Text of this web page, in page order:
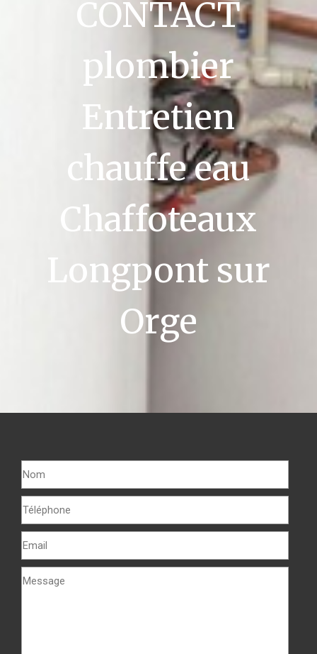
CONTACT
plombier
Entretien
chauffe eau
Chaffoteaux
Longpont sur
Orge